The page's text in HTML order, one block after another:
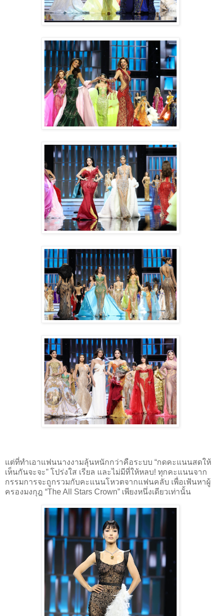
แต่ที่ทำเอาแฟนนางงามลุ้นหนักกว่าคือระบบ “กดคะแนนสดให้
เห็นกันจะจะ” โปร่งใส เรียล และไม่มีที่ให้หลบ! ทุกคะแนนจาก
กรรมการจะถูกรวมกับคะแนนโหวตจากแฟนคลับ เพื่อเฟ้นหาผู้
ครองมงกุฎ “The All Stars Crown” เพียงหนึ่งเดียวเท่านั้น